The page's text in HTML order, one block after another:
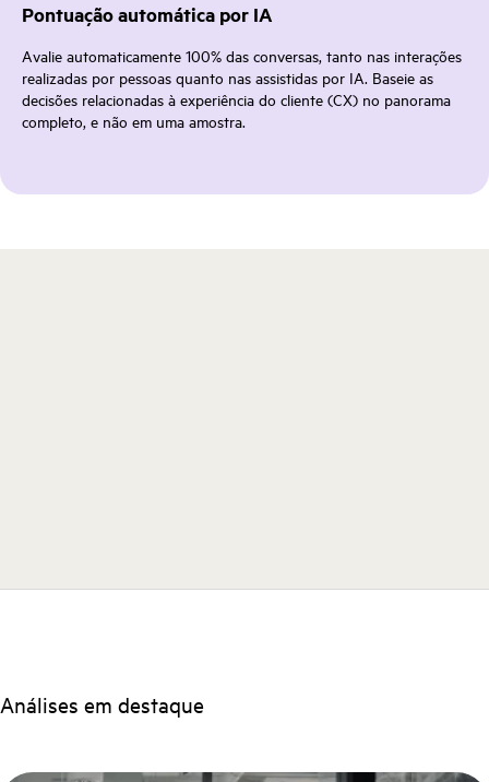
Pontuação automática por IA
Avalie automaticamente 100% das conversas, tanto nas interações
realizadas por pessoas quanto nas assistidas por IA. Baseie as
decisões relacionadas à experiência do cliente (CX) no panorama
completo, e não em uma amostra.
Análises em destaque